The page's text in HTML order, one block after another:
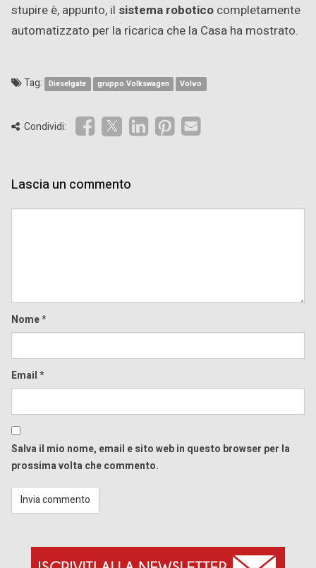
stupire è, appunto, il sistema robotico completamente
automatizzato per la ricarica che la Casa ha mostrato.
Tag: Dieselgate gruppo Volkswagen Volvo
Condividi:
Lascia un commento
Nome*
Email*
Salva il mio nome, email e sito web in questo browser per la
prossima volta che commento.